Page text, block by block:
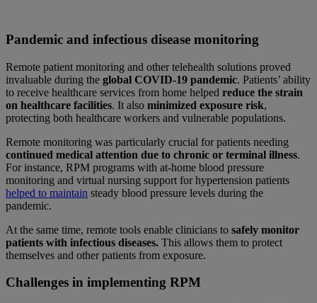
Pandemic and infectious disease monitoring
Remote patient monitoring and other telehealth solutions proved
invaluable during the global COVID-19 pandemic. Patients’ ability
to receive healthcare services from home helped reduce the strain
on healthcare facilities. It also minimized exposure risk,
protecting both healthcare workers and vulnerable populations.
Remote monitoring was particularly crucial for patients needing
continued medical attention due to chronic or terminal illness.
For instance, RPM programs with at-home blood pressure
monitoring and virtual nursing support for hypertension patients
helped to maintain steady blood pressure levels during the
pandemic.
At the same time, remote tools enable clinicians to safely monitor
patients with infectious diseases. This allows them to protect
themselves and other patients from exposure.
Challenges in implementing RPM